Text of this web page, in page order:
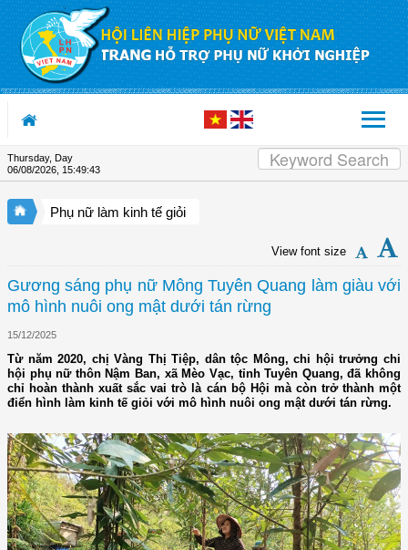
Skip to Content
Thursday, Day
06/08/2026 15:49:43
Phụ nữ làm kinh tế giỏi
View font size
Gương sáng phụ nữ Mông Tuyên Quang làm giàu với
mô hình nuôi ong mật dưới tán rừng
15/12/2025
Từ năm 2020, chị Vàng Thị Tiệp, dân tộc Mông, chi hội trưởng chi
hội phụ nữ thôn Nậm Ban, xã Mèo Vạc, tỉnh Tuyên Quang, đã không
chỉ hoàn thành xuất sắc vai trò là cán bộ Hội mà còn trở thành một
điển hình làm kinh tế giỏi với mô hình nuôi ong mật dưới tán rừng.